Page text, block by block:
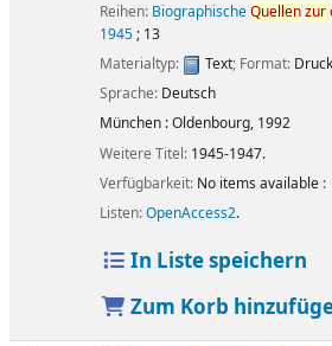
Reihen: BiographischeQuellenzur
1945; 13
Materialtyp:
Text; Format: Druck
Sprache: Deutsch
München :Oldenbourg, 1992
Weitere Titel: 1945-1947.
Verfügbarkeit: No items available :
Listen:OpenAccess2.
In Liste speichern
Zum Korb